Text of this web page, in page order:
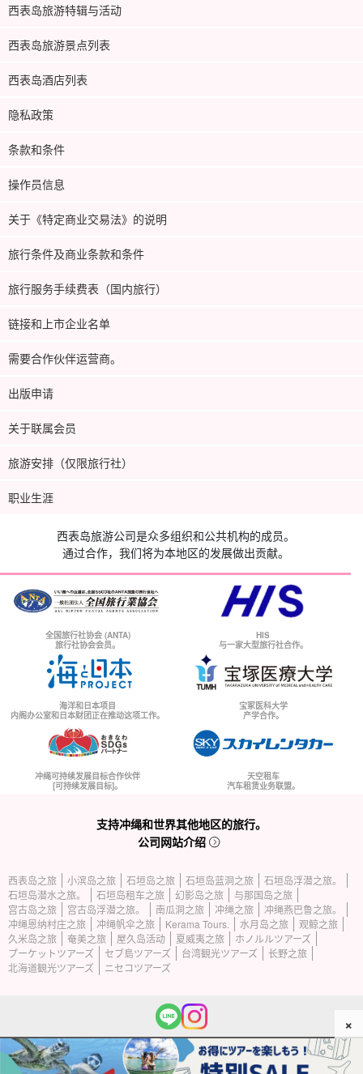
西表岛旅游特辑与活动
西表岛旅游景点列表
西表岛酒店列表
隐私政策
条款和条件
操作员信息
关于《特定商业交易法》的说明
旅行条件及商业条款和条件
旅行服务手续费表（国内旅行）
链接和上市企业名单
需要合作伙伴运营商。
出版申请
关于联属会员
旅游安排（仅限旅行社）
职业生涯
西表岛旅游公司是众多组织和公共机构的成员。
通过合作，我们将为本地区的发展做出贡献。
全国旅行社协会 (ANTA)
旅行社协会会员。
HIS
与一家大型旅行社合作。
海洋和日本项目
内阁办公室和日本财团正在推动这项工作。
宝冢医科大学
产学合作。
冲绳可持续发展目标合作伙伴
[可持续发展目标]。
天空租车
汽车租赁业务联盟。
支持冲绳和世界其他地区的旅行。
公司网站介绍
西表岛之旅 小滨岛之旅 石垣岛之旅 石垣岛蓝洞之旅
石垣岛浮潜之旅。
石垣岛潜水之旅。
石垣岛租车之旅 幻影岛之旅
与那国岛之旅
宫古岛之旅
宫古岛浮潜之旅。 南瓜洞之旅 冲绳之旅
冲绳燕巴鲁之旅。
冲绳恩纳村庄之旅
冲绳帆伞之旅 Kerama Tours. 水月岛之旅
观鲸之旅
久米岛之旅
奄美之旅 屋久岛活动 夏威夷之旅
ホノルルツアーズ
プーケットツアーズ
セブ島ツアーズ 台湾観光ツアーズ
长野之旅
北海道観光ツアーズ
ニセコツアーズ
(c) 2026 西表岛旅游公司版权所有。.
×